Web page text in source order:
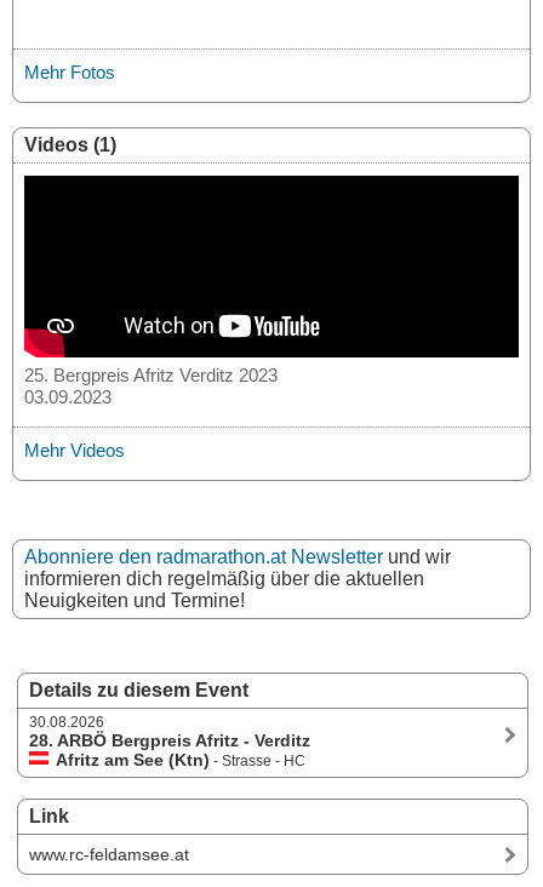
Details zu diesem Event
30.08.2026
28. ARBÖ Bergpreis Afritz - Verditz
Afritz am See (Ktn) - Strasse - HC
Link
www.rc-feldamsee.at
Mehr Fotos
Videos (1)
25. Bergpreis Afritz Verditz 2023
03.09.2023
Mehr Videos
Abonniere den radmarathon.at Newsletter und wir
informieren dich regelmäßig über die aktuellen
Neuigkeiten und Termine!